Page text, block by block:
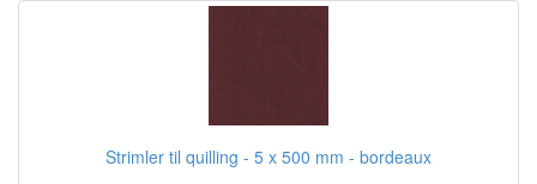
Strimler til quilling - 5 x 500 mm - bordeaux